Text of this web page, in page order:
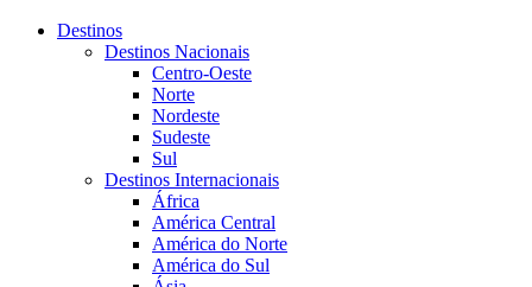
Destinos
Destinos Nacionais
Centro-Oeste
Norte
Nordeste
Sudeste
Sul
Destinos Internacionais
África
América Central
América do Norte
América do Sul